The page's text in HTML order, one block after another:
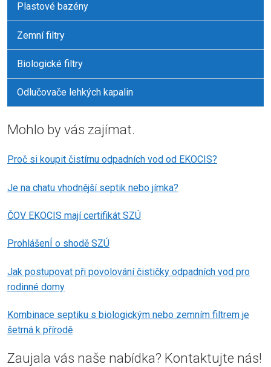
Plastové bazény
Zemní filtry
Biologické filtry
Odlučovače lehkých kapalin
Mohlo by vás zajímat.
Proč si koupit čistírnu odpadních vod od EKOCIS?
Je na chatu vhodnější septik nebo jímka?
ČOV EKOCIS mají certifikát SZÚ
ProhlášenÍ o shodě SZÚ
Jak postupovat při povolování čističky odpadních vod pro
rodinné domy
Kombinace septiku s biologickým nebo zemním filtrem je
šetrná k přírodě
Zaujala vás naše nabídka? Kontaktujte nás!